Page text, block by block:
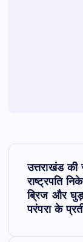
उत्तराखंड की
राष्ट्रपति
ब्रिज और
परंपरा के